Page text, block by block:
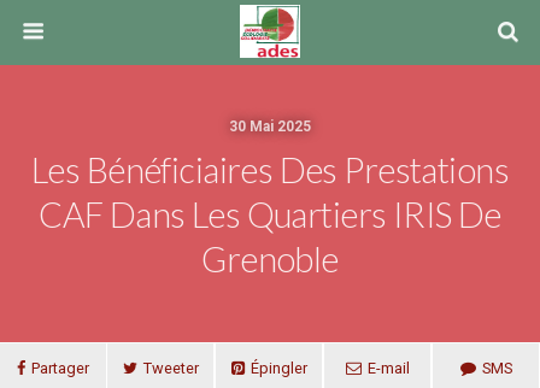
30 Mai 2025
Les Bénéficiaires Des Prestations
CAF Dans Les Quartiers IRIS De
Grenoble
Partager Tweeter Épingler E-mail SMS